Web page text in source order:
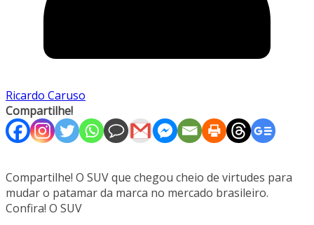
Ricardo Caruso
Compartilhe!
Compartilhe! O SUV que chegou cheio de virtudes para
mudar o patamar da marca no mercado brasileiro.
Confira! O SUV